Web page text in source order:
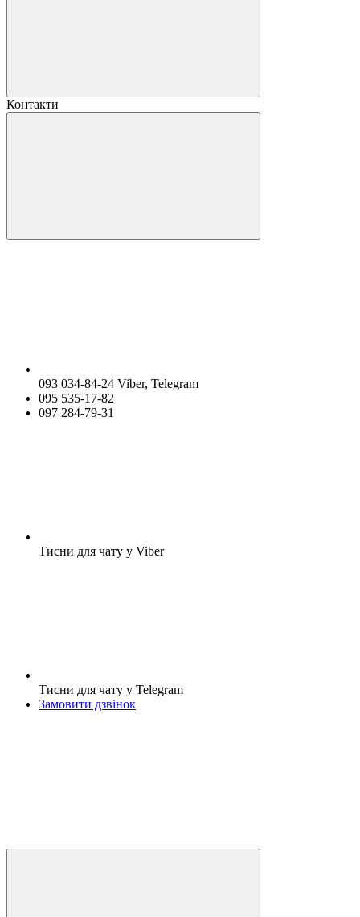
Контакти
093 034-84-24 Viber, Telegram
095 535-17-82
097 284-79-31
Тисни для чату у Viber
Тисни для чату у Telegram
Замовити дзвінок